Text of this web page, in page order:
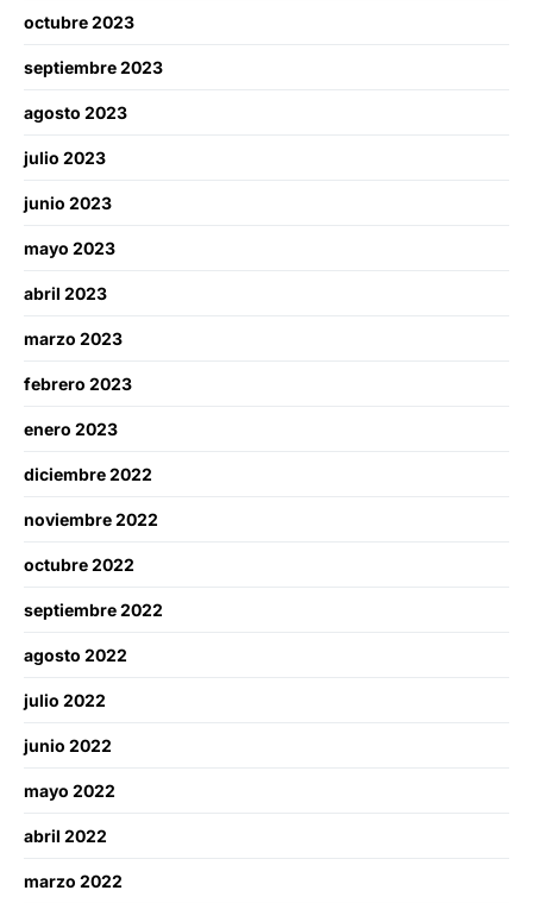
octubre 2023
septiembre 2023
agosto 2023
julio 2023
junio 2023
mayo 2023
abril 2023
marzo 2023
febrero 2023
enero 2023
diciembre 2022
noviembre 2022
octubre 2022
septiembre 2022
agosto 2022
julio 2022
junio 2022
mayo 2022
abril 2022
marzo 2022